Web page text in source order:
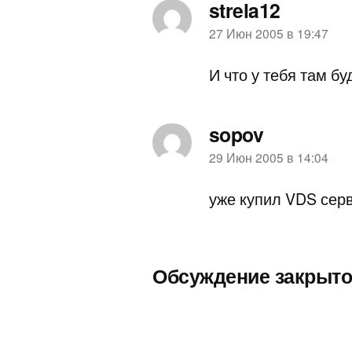
strela12
пишет:
27 Июн 2005 в 19:47
И что у тебя там
sopov
пишет:
29 Июн 2005 в 14:04
уже купил VDS
Обсуждение